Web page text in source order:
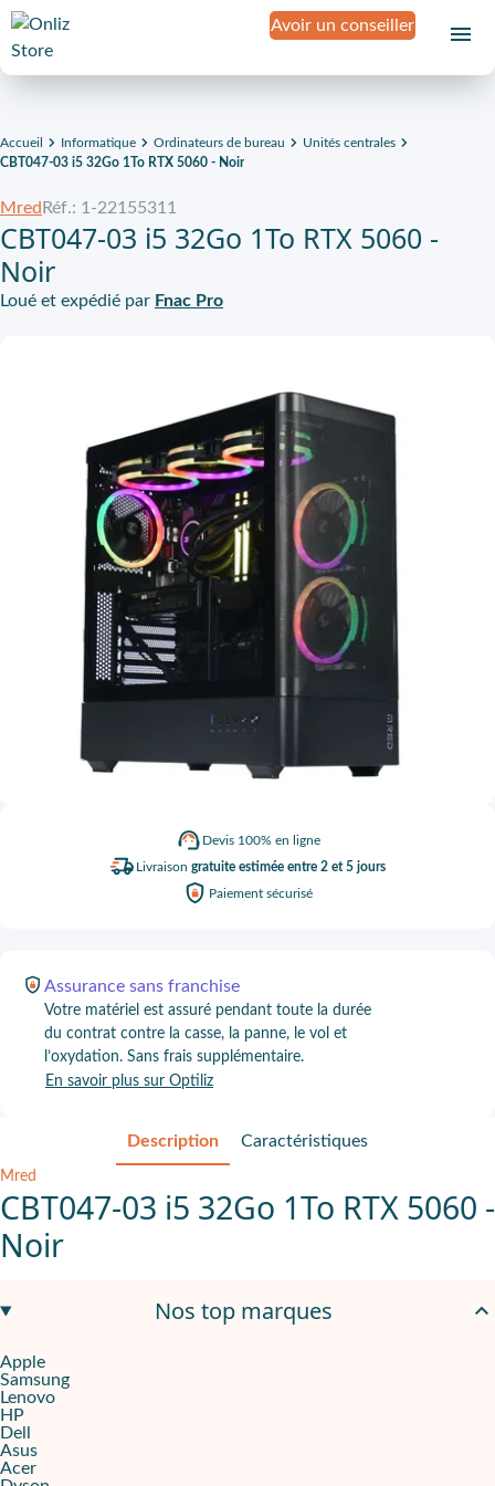
Avoir un conseiller
Accueil Informatique Ordinateurs de bureau
Unités centrales
CBT047-03 i5 32Go 1To RTX 5060 - Noir
Devis 100% en ligne
Livraison gratuite estimée entre 2 et 5 jours
Paiement sécurisé
Mred Réf.: 1-22155311
CBT047-03 i5 32Go 1To RTX 5060 -
Noir
Loué et expédié par Fnac Pro
Assurance sans franchise
Votre matériel est assuré pendant toute la durée
du contrat contre la casse, la panne, le vol et
l’oxydation. Sans frais supplémentaire.
En savoir plus sur Optiliz
Description Caractéristiques
Mred
CBT047-03 i5 32Go 1To RTX 5060 -
Noir
32 Go RAM
Pensé pour TPE, PME et indépendants qui alternent
Puissance immédiate pour vos usages pro et créatifs
Nos top marques
Apple
Samsung
Lenovo
HP
Dell
Asus
Acer